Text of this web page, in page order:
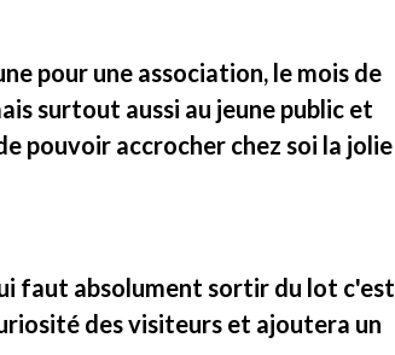
pour une association, le mois de
surtout aussi au jeune public et
pouvoir accrocher chez soi la jolie
faut absolument sortir du lot c'est
des visiteurs et ajoutera un